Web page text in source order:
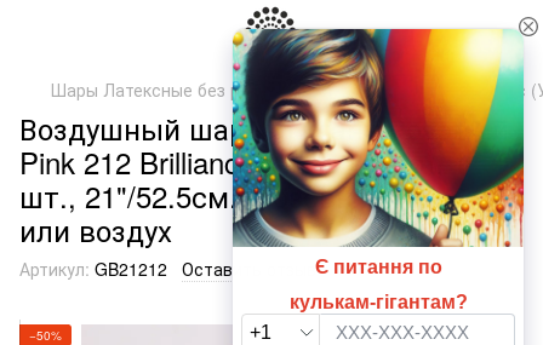
Шары Латексные без рисунка ТМ Артшоу Латекс Балунс
Воздушный шарик гигант Розовый
Pink 212 Brilliance 21" (52,5 см), 1
шт., 21"/52.5см., Розовый, Гелий
или воздух
Артикул: GB21212 Оставить отзыв
−50%